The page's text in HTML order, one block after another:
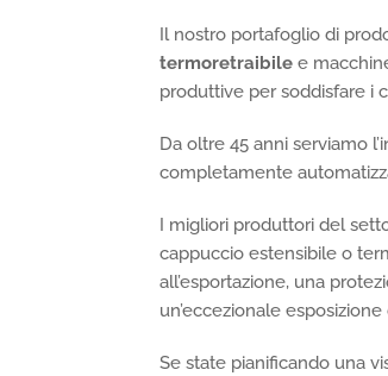
Il nostro portafoglio di
termoretraibile e
produttive per soddisfare i
Da oltre 45 anni serviamo
completamente
I migliori produttori del
cappuccio estensibile o
all’esportazione, una
un’eccezionale
Se state pianificando una